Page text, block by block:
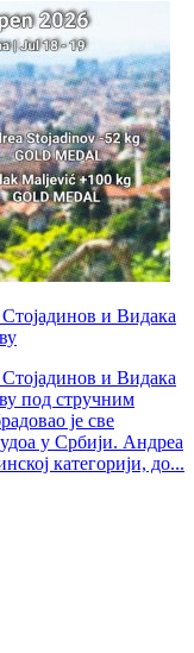
и Видака
и Видака
под стручним
је све
у Србији. Андреа
категорији, до...